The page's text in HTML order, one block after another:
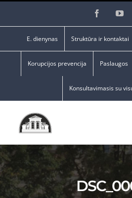
Facebook
E. dienynas Struktūra ir kontaktai
Korupcijos prevencija Paslaugos
Konsultavimasis su